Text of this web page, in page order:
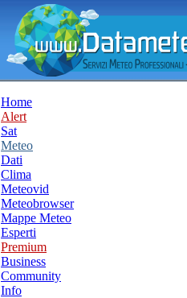
Home
Alert
Sat
Meteo
Dati
Clima
Meteovid
Meteobrowser
Mappe Meteo
Esperti
Premium
Business
Community
Info